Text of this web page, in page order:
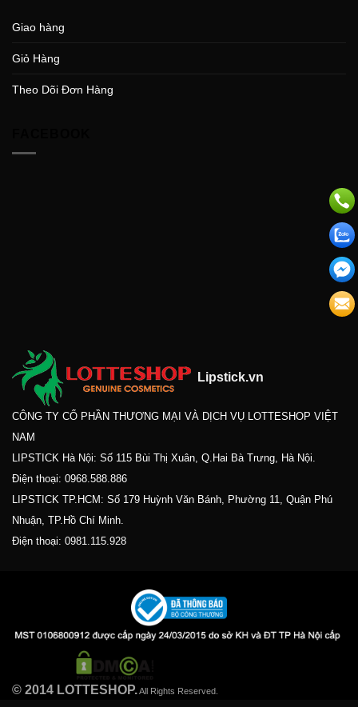
Giao hàng
Giỏ Hàng
Theo Dõi Đơn Hàng
Lipstick.vn
CÔNG TY CỔ PHẦN THƯƠNG MẠI VÀ DỊCH VỤ LOTTESHOP VIỆT
NAM
LIPSTICK Hà Nội: Số 115 Bùi Thị Xuân, Q.Hai Bà Trưng, Hà Nội.
Điện thoại: 0968.588.886
LIPSTICK TP.HCM: Số 179 Huỳnh Văn Bánh, Phường 11, Quận Phú
Nhuận, TP.Hồ Chí Minh.
Điện thoại: 0981.115.928
© 2014 LOTTESHOP.All Rights Reserved.